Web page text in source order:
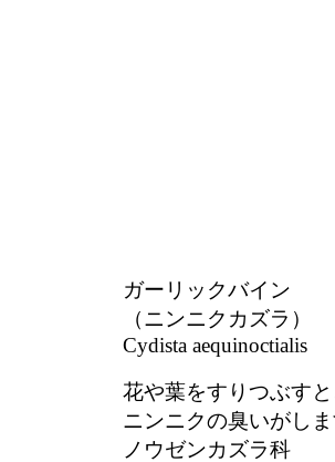
ガーリックバイン
（ニンニクカズラ）
Cydista aequinoctialis
花や葉をすりつぶすと
ニンニクの臭いがしま
ノウゼンカズラ科